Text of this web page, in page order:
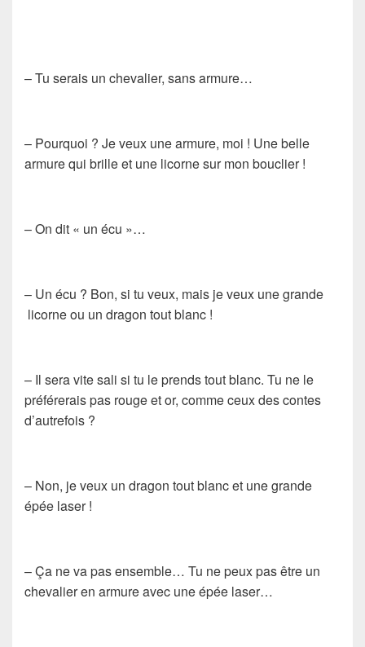
– Tu serais un chevalier, sans armure…
– Pourquoi ? Je veux une armure, moi ! Une belle
armure qui brille et une licorne sur mon bouclier !
– On dit « un écu »…
– Un écu ? Bon, si tu veux, mais je veux une grande
licorne ou un dragon tout blanc !
– Il sera vite sali si tu le prends tout blanc. Tu ne le
préférerais pas rouge et or, comme ceux des contes
d’autrefois ?
– Non, je veux un dragon tout blanc et une grande
épée laser !
– Ça ne va pas ensemble… Tu ne peux pas être un
chevalier en armure avec une épée laser…